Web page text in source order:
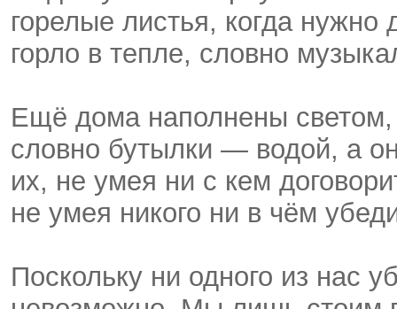
горелые листья, когда нужно
горло в тепле, словно
Ещё дома наполнены светом,
словно бутылки — водой, а
их, не умея ни с кем
не умея никого ни в чём
Поскольку ни одного из нас